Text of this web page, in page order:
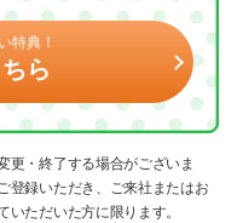
特典！
ら
・終了する場合がございま
登録いただき、ご来社またはお
ただいた方に限ります。